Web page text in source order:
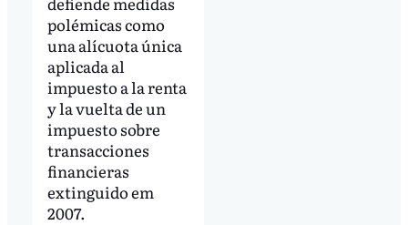
polémicas como
una alícuota única
aplicada al
impuesto a la renta
y la vuelta de un
impuesto sobre
transacciones
financieras
extinguido em
2007.